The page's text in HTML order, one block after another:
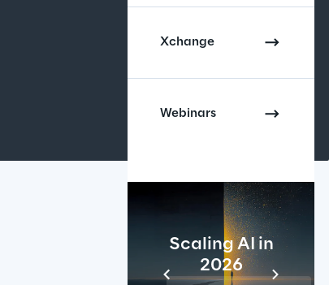
Xchange
Webinars
Scaling AI in
2026